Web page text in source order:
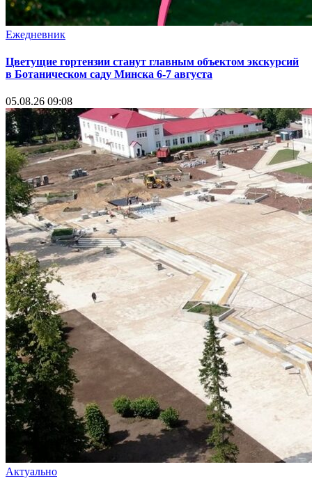
Ежедневник
Цветущие гортензии станут главным объектом экскурсий
в Ботаническом саду Минска 6-7 августа
05.08.26 09:08
Актуально